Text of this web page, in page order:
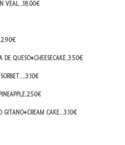
VEAL…18.00€
QUESO♦CHEESECAKE..3.50€
GITANO♦CREAM CAKE…3.10€